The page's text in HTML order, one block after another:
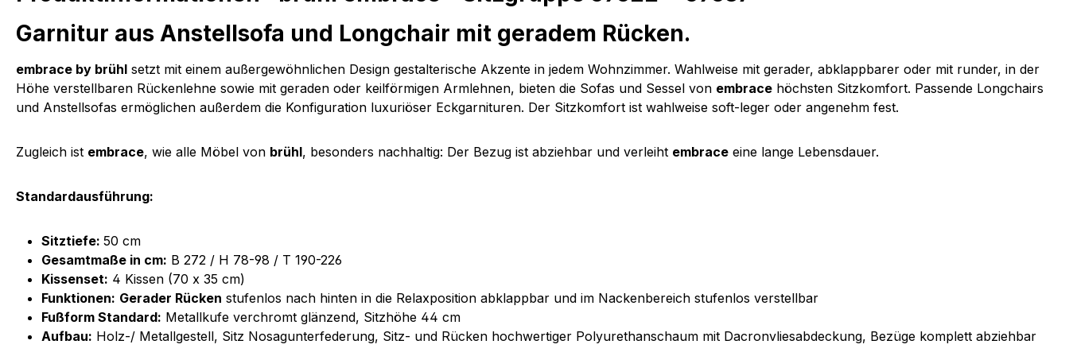
Garnitur aus Anstellsofa und Longchair mit geradem Rücken.
embrace by brühl setzt mit einem außergewöhnlichen Design gestalterische Akzente in jedem Wohnzimmer. Wahlweise mit gerader, abklappbarer oder mit runder, in der
Höhe verstellbaren Rückenlehne sowie mit geraden oder keilförmigen Armlehnen, bieten die Sofas und Sessel von embrace höchsten Sitzkomfort. Passende Longchairs
und Anstellsofas ermöglichen außerdem die Konfiguration luxuriöser Eckgarnituren. Der Sitzkomfort ist wahlweise soft-leger oder angenehm fest.
Zugleich ist embrace, wie alle Möbel von brühl, besonders nachhaltig: Der Bezug ist abziehbar und verleiht embrace eine lange Lebensdauer.
Standardausführung:
Sitztiefe: 50 cm
Gesamtmaße in cm: B 272 / H 78-98 / T 190-226
Kissenset: 4 Kissen (70 x 35 cm)
Funktionen: Gerader Rücken stufenlos nach hinten in die Relaxposition abklappbar und im Nackenbereich stufenlos verstellbar
Fußform Standard: Metallkufe verchromt glänzend, Sitzhöhe 44 cm
Aufbau: Holz-/ Metallgestell, Sitz Nosagunterfederung, Sitz- und Rücken hochwertiger Polyurethanschaum mit Dacronvliesabdeckung, Bezüge komplett abziehbar